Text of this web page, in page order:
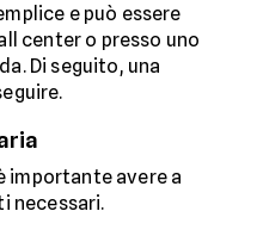
e può essere
center o presso uno
Di seguito, una
importante avere a
necessari.